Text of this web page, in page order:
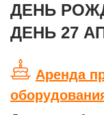
ДЕНЬ
ДЕНЬ 27
Аренда